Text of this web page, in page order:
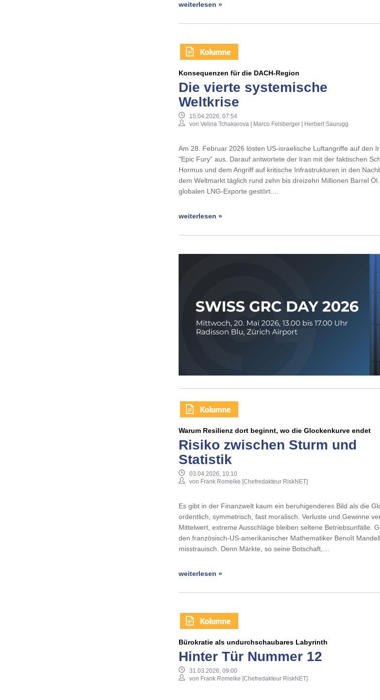
weiterlesen »
Konsequenzen für die DACH-Region
Die vierte systemische
Weltkrise
15.04.2026, 07:54
von Velina Tchakarova | Marco Felsberger | Herbert Saurugg
Am 28. Februar 2026 lösten US-israelische Luftangriffe auf den
"Epic Fury” aus. Darauf antwortete der Iran mit der faktischen
Hormus und dem Angriff auf kritische Infrastrukturen in den
dem Weltmarkt täglich rund zehn bis dreizehn Millionen Barrel
globalen LNG-Exporte gestört.…
weiterlesen »
Warum Resilienz dort beginnt, wo die Glockenkurve endet
Risiko zwischen Sturm und
Statistik
03.04.2026, 10:10
von Frank Romeike [Chefredakteur RiskNET]
Es gibt in der Finanzwelt kaum ein beruhigenderes Bild als die
ordentlich, symmetrisch, fast moralisch. Verluste und Gewinne
Mittelwert, extreme Ausschläge bleiben seltene Betriebsunfälle.
den französisch-US-amerikanischer Mathematiker Benoît
misstrauisch. Denn Märkte, so seine Botschaft,…
weiterlesen »
Bürokratie als undurchschaubares Labyrinth
Hinter Tür Nummer 12
31.03.2026, 09:00
von Frank Romeike [Chefredakteur RiskNET]